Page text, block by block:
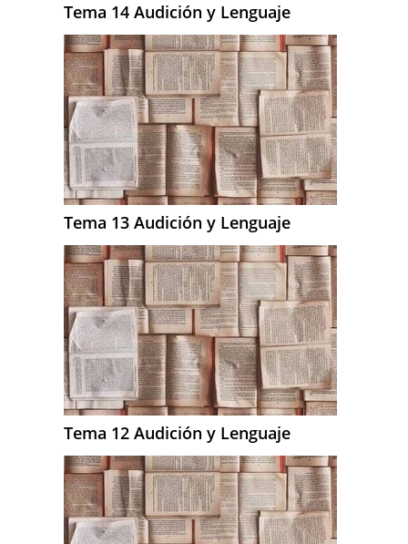
Tema 14 Audición y Lenguaje
Tema 13 Audición y Lenguaje
Tema 12 Audición y Lenguaje